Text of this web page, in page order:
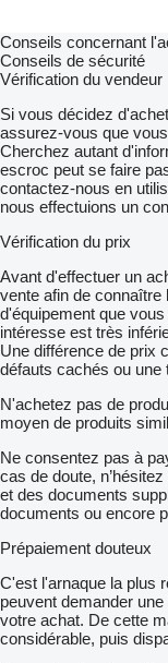
Conseils concernant
Conseils de sécurité
Vérification du vendeur
Si vous décidez
assurez-vous que
Cherchez autant
escroc peut se faire
contactez-nous en
nous effectuions un
Vérification du prix
Avant d'effectuer un
vente afin de
d'équipement que
intéresse est très
Une différence de prix
défauts cachés ou une
N'achetez pas de
moyen de produits
Ne consentez pas à
cas de doute,
et des documents
documents ou encore
Prépaiement douteux
C'est l'arnaque la plus
peuvent demander
votre achat. De cette
considérable, puis